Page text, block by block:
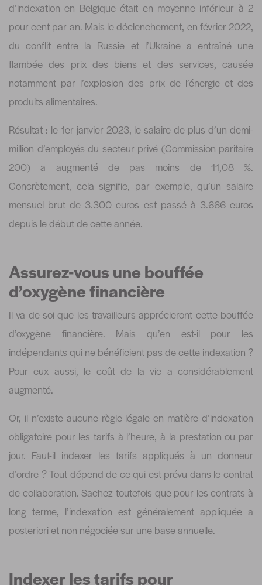
d’indexation en Belgique était en moyenne inférieur à 2
pour cent par an. Mais le déclenchement, en février 2022,
du conflit entre la Russie et l’Ukraine a entraîné une
flambée des prix des biens et des services, causée
notamment par l’explosion des prix de l’énergie et des
produits alimentaires.
Résultat : le 1er janvier 2023, le salaire de plus d’un demi-
million d’employés du secteur privé (Commission paritaire
200) a augmenté de pas moins de 11,08 %.
Concrètement, cela signifie, par exemple, qu’un salaire
mensuel brut de 3.300 euros est passé à 3.666 euros
depuis le début de cette année.
Assurez-vous une bouffée
d’oxygène financière
Il va de soi que les travailleurs apprécieront cette bouffée
d’oxygène financière. Mais qu’en est-il pour les
indépendants qui ne bénéficient pas de cette indexation ?
Pour eux aussi, le coût de la vie a considérablement
augmenté.
Or, il n’existe aucune règle légale en matière d’indexation
obligatoire pour les tarifs à l’heure, à la prestation ou par
jour. Faut-il indexer les tarifs appliqués à un donneur
d’ordre ? Tout dépend de ce qui est prévu dans le contrat
de collaboration. Sachez toutefois que pour les contrats à
long terme, l’indexation est généralement appliquée a
posteriori et non négociée sur une base annuelle.
Indexer les tarifs pour